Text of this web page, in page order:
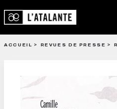
ACCUEIL REVUES DE PRESSE